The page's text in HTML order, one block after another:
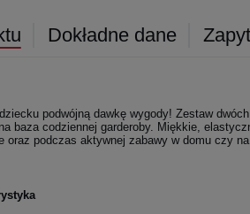
Dokładne dane
podwójną dawkę wygody! Zestaw
baza codziennej garderoby. Miękkie,
oraz podczas aktywnej zabawy w domu czy na